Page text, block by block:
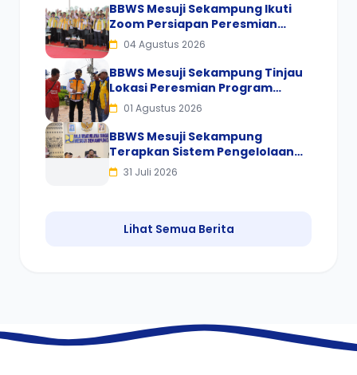
BBWS Mesuji Sekampung Ikuti
Zoom Persiapan Peresmian
Program Inpres Nomor 2 Tahun
2025
04 Agustus 2026
BBWS Mesuji Sekampung Tinjau
Lokasi Peresmian Program
Inpres Nomor 2 Tahun 2025 oleh
Presiden RI
01 Agustus 2026
BBWS Mesuji Sekampung
Terapkan Sistem Pengelolaan
Sampah Terpadu, Dorong
Budaya Pilah Sampah di Kantor
31 Juli 2026
Lihat Semua Berita